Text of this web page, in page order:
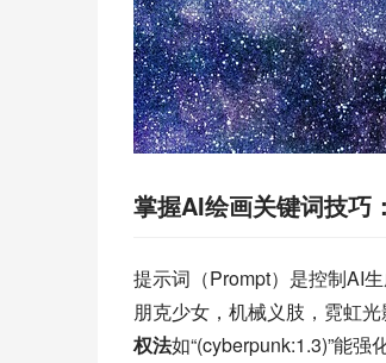
掌握AI绘画关键词技巧
提示词（Prompt）是控制AI
朋克少女，机械义肢，霓虹
权法如“(cyberpunk:1.3)”能